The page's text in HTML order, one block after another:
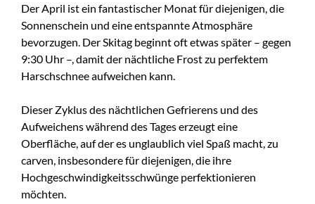
Der April ist ein fantastischer Monat für diejenigen, die
Sonnenschein und eine entspannte Atmosphäre
bevorzugen. Der Skitag beginnt oft etwas später – gegen
9:30 Uhr –, damit der nächtliche Frost zu perfektem
Harschschnee aufweichen kann.
Dieser Zyklus des nächtlichen Gefrierens und des
Aufweichens während des Tages erzeugt eine
Oberfläche, auf der es unglaublich viel Spaß macht, zu
carven, insbesondere für diejenigen, die ihre
Hochgeschwindigkeitsschwünge perfektionieren
möchten.